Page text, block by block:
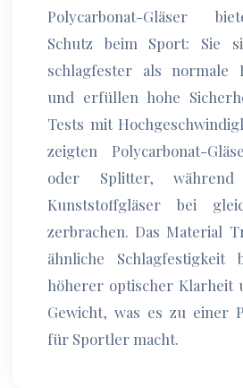
Polycarbonat-Gläser
Schutz beim Sport: Sie
schlagfester als normale
und erfüllen hohe
Tests mit
zeigten Polycarbonat-
oder Splitter, während
Kunststoffgläser bei
zerbrachen. Das Material
ähnliche Schlagfestigkeit
höherer optischer Klarheit
Gewicht, was es zu einer
für Sportler macht.